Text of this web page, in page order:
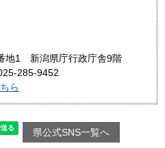
地1 新潟県庁行政庁舎9階
285-9452
ら
県公式SNS一覧へ